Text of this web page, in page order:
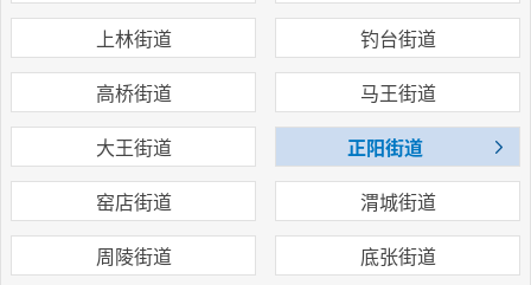
上林街道
钓台街道
高桥街道
马王街道
大王街道
正阳街道
窑店街道
渭城街道
周陵街道
底张街道